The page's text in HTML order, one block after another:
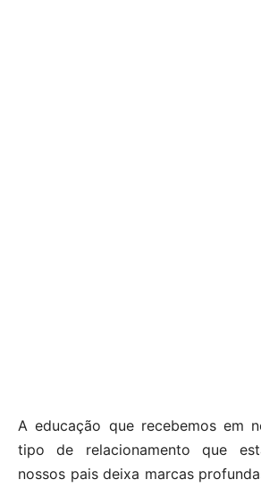
A educação que recebemos em
tipo de relacionamento que
nossos pais deixa marcas